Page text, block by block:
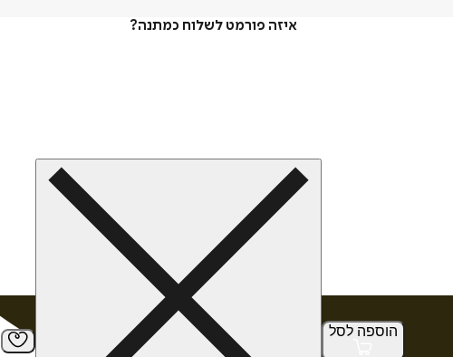
איזה פורמט לשלוח כמתנה?
הוספה לסל